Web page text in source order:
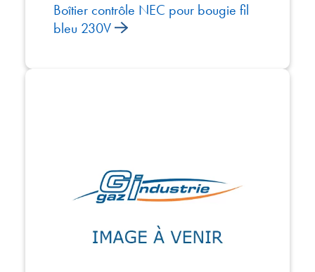
Boîtier contrôle NEC pour bougie fil
bleu 230V